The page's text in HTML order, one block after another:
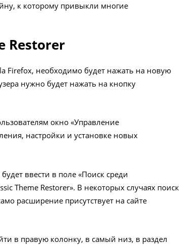
к которому привыкли многие
Restorer
Firefox, необходимо будет нажать на новую
нужно будет нажать на кнопку
окно «Управление
настройки и установке новых
ввести в поле «Поиск среди
Theme Restorer». В некоторых случаях поиск
расширение присутствует на сайте
в правую колонку, в самый низ, в раздел